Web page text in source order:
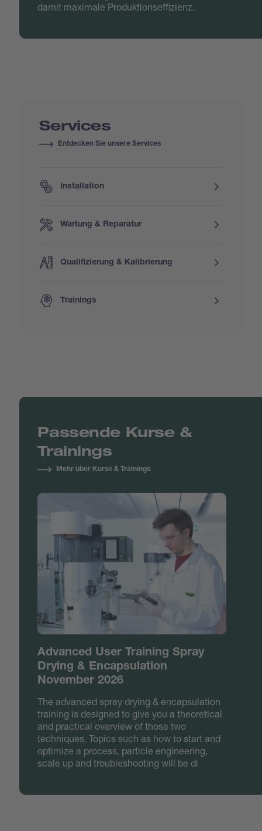
damit maximale Produktionseffizienz.
Services
Entdecken Sie unsere Services
Installation
Wartung & Reparatur
Qualifizierung & Kalibrierung
Trainings
Passende Kurse &
Trainings
Mehr über Kurse & Trainings
Advanced User Training Spray
Drying & Encapsulation
November 2026
The advanced spray drying & encapsulation
training is designed to give you a theoretical
and practical overview of those two
techniques. Topics such as how to start and
optimize a process, particle engineering,
scale up and troubleshooting will be di